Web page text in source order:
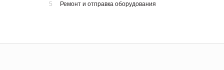
5 Ремонт и отправка оборудования